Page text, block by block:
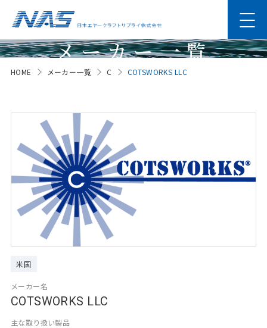
メーカー一覧
Manufacturer
HOME メーカー一覧 C COTSWORKS LLC
メーカー名
COTSWORKS LLC
主な取り扱い製品
米国